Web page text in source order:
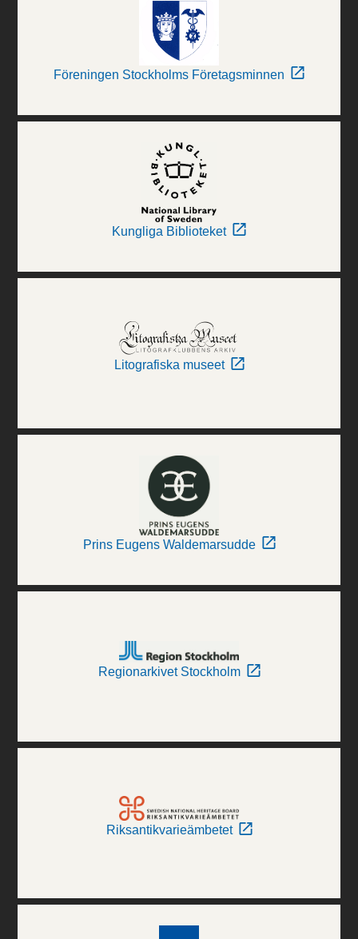
Föreningen Stockholms Företagsminnen
Kungliga Biblioteket
Litografiska museet
Prins Eugens Waldemarsudde
Regionarkivet Stockholm
Riksantikvarieämbetet